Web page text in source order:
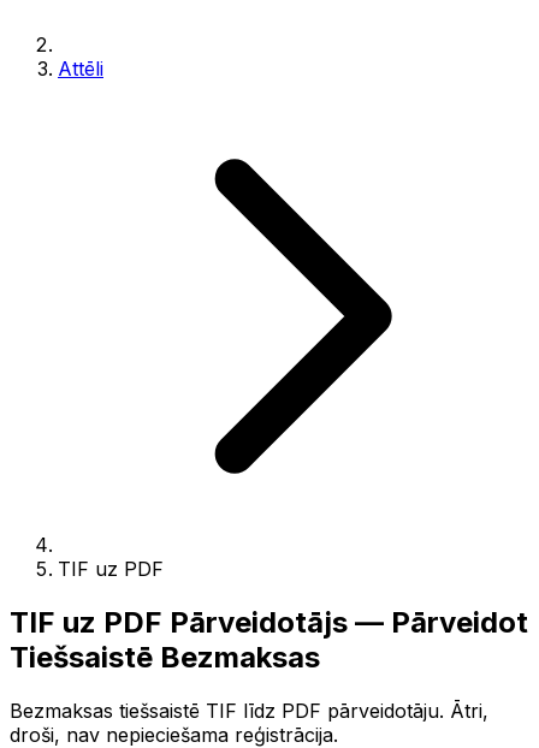
Attēli
TIF uz PDF
TIF uz PDF Pārveidotājs — Pārveidot
Tiešsaistē Bezmaksas
Bezmaksas tiešsaistē TIF līdz PDF pārveidotāju. Ātri,
droši, nav nepieciešama reģistrācija.